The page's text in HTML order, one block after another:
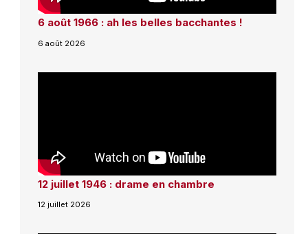
6 août 1966 : ah les belles bacchantes !
6 août 2026
12 juillet 1946 : drame en chambre
12 juillet 2026